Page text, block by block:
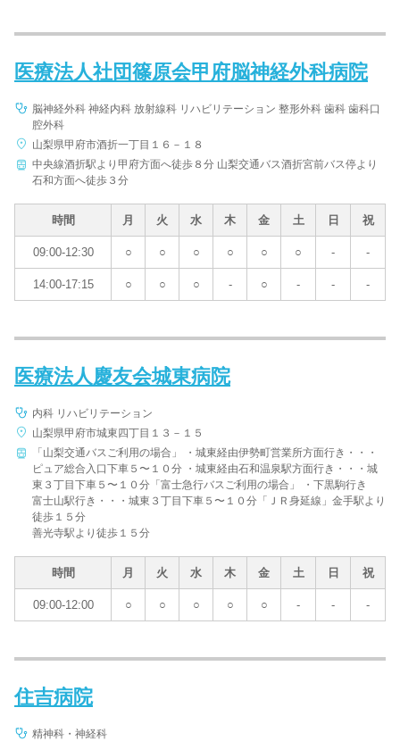
医療法人社団篠原会甲府脳神経外科病院
脳神経外科 神経内科 放射線科 リハビリテーション 整形外科 歯科 歯科口
腔外科
山梨県甲府市酒折一丁目１６－１８
中央線酒折駅より甲府方面へ徒歩８分 山梨交通バス酒折宮前バス停より
石和方面へ徒歩３分
時間 月 火 水 木 金 土 日 祝
09:00-12:30 ○ ○ ○ ○ ○ ○ - -
14:00-17:15 ○ ○ ○ - ○ - - -
医療法人慶友会城東病院
内科 リハビリテーション
山梨県甲府市城東四丁目１３－１５
「山梨交通バスご利用の場合」 ・城東経由伊勢町営業所方面行き・・・
ピュア総合入口下車５〜１０分 ・城東経由石和温泉駅方面行き・・・城
東３丁目下車５〜１０分「富士急行バスご利用の場合」 ・下黒駒行き
富士山駅行き・・・城東３丁目下車５〜１０分「ＪＲ身延線」金手駅より
徒歩１５分
善光寺駅より徒歩１５分
時間 月 火 水 木 金 土 日 祝
09:00-12:00 ○ ○ ○ ○ ○ - - -
住吉病院
精神科・神経科